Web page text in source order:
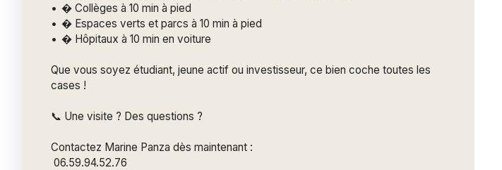
� Collèges à 10 min à pied
� Espaces verts et parcs à 10 min à pied
� Hôpitaux à 10 min en voiture
Que vous soyez étudiant, jeune actif ou investisseur, ce bien coche toutes les
cases !
📞 Une visite ? Des questions ?
Contactez Marine Panza dès maintenant :
06.59.94.52.76